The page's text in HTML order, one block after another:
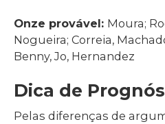
Onze provável: Moura;
Nogueira; Correia,
Benny, Jo, Hernandez
Dica de
Pelas diferenças de